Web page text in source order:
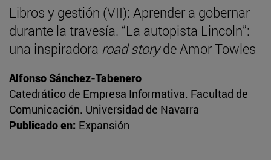
Libros y gestión (VII): Aprender a gobernar
durante la travesía. “La autopista Lincoln”:
una inspiradora road storyde Amor Towles
Alfonso Sánchez-Tabenero
Catedrático de Empresa Informativa. Facultad de
Comunicación. Universidad de Navarra
Publicado en: Expansión